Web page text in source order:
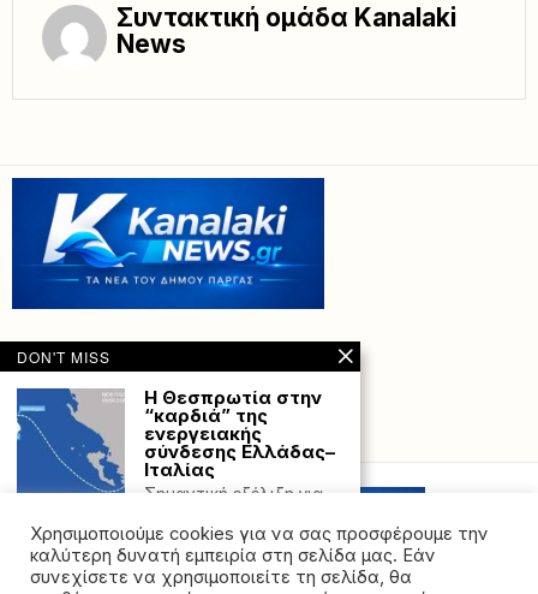
Συντακτική ομάδα Kanalaki
News
Powered with by Hostville”)
Χρησιμοποιούμε cookies για να σας προσφέρουμε την
καλύτερη δυνατή εμπειρία στη σελίδα μας. Εάν
συνεχίσετε να χρησιμοποιείτε τη σελίδα, θα
DON'T MISS
Η Θεσπρωτία στην
“καρδιά” της
ενεργειακής
σύνδεσης Ελλάδας–
Ιταλίας
Σημαντική εξέλιξη για
τη Θεσπρωτία αποτελεί
Τραγικό Συμβάν:
Νεκρή Γυναίκα